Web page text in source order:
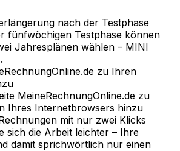
nach der Testphase
fünfwöchigen Testphase können
Jahresplänen wählen – MINI
zu Ihren
MeineRechnungOnline.de zu
Ihres Internetbrowsers hinzu
mit nur zwei Klicks
sich die Arbeit leichter – Ihre
damit sprichwörtlich nur einen